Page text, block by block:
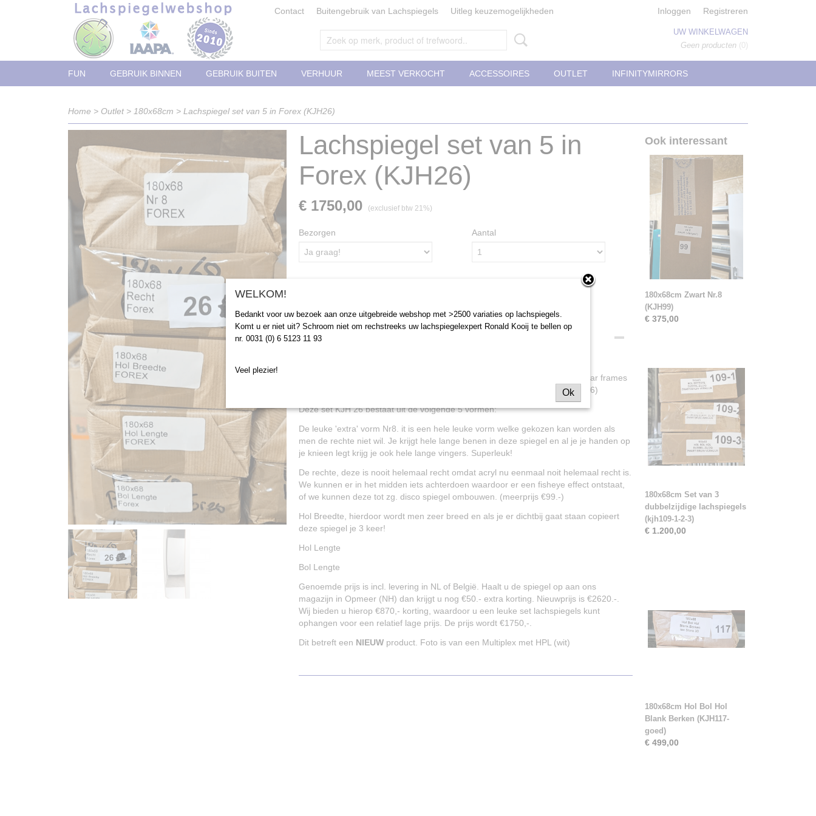
Contact Buitengebruik van Lachspiegels Uitleg keuzemogelijkheden Inloggen Registreren
UW WINKELWAGEN
Geen producten (0)
FUN GEBRUIK BINNEN GEBRUIK BUITEN VERHUUR MEEST VERKOCHT ACCESSOIRES OUTLET INFINITYMIRRORS
Home > Outlet > 180x68cm > Lachspiegel set van 5 in Forex (KJH26)
Lachspiegel set van 5 in
Forex (KJH26)
€ 1750,00 (exclusief btw 21%)
Bezorgen Aantal
Omschrijving
Forex is een materiaal wat we niet meer gebruiken, maar er zijn nog een paar frames
over en die verkopen wij een een set van 3 (kjh146) en deze set van 5 (kjh26)
Deze set KJH 26 bestaat uit de volgende 5 vormen:
De leuke 'extra' vorm Nr8. it is een hele leuke vorm welke gekozen kan worden als
men de rechte niet wil. Je krijgt hele lange benen in deze spiegel en al je je handen op
je knieen legt krijg je ook hele lange vingers. Superleuk!
De rechte, deze is nooit helemaal recht omdat acryl nu eenmaal noit helemaal recht is.
We kunnen er in het midden iets achterdoen waardoor er een fisheye effect ontstaat,
of we kunnen deze tot zg. disco spiegel ombouwen. (meerprijs €99.-)
Hol Breedte, hierdoor wordt men zeer breed en als je er dichtbij gaat staan copieert
deze spiegel je 3 keer!
Hol Lengte
Bol Lengte
Genoemde prijs is incl. levering in NL of België. Haalt u de spiegel op aan ons
magazijn in Opmeer (NH) dan krijgt u nog €50.- extra korting. Nieuwprijs is €2620.-.
Wij bieden u hierop €870,- korting, waardoor u een leuke set lachspiegels kunt
ophangen voor een relatief lage prijs. De prijs wordt €1750,-.
Dit betreft een NIEUW product. Foto is van een Multiplex met HPL (wit)
Ook interessant
180x68cm Zwart Nr.8
(KJH99)
€ 375,00
180x68cm Set van 3
dubbelzijdige lachspiegels
(kjh109-1-2-3)
€ 1.200,00
180x68cm Hol Bol Hol
Blank Berken (KJH117-
goed)
€ 499,00
WELKOM!
Bedankt voor uw bezoek aan onze uitgebreide webshop met >2500 variaties op lachspiegels.
Komt u er niet uit? Schroom niet om rechstreeks uw lachspiegelexpert Ronald Kooij te bellen op
nr. 0031 (0) 6 5123 11 93
Veel plezier!
Ok